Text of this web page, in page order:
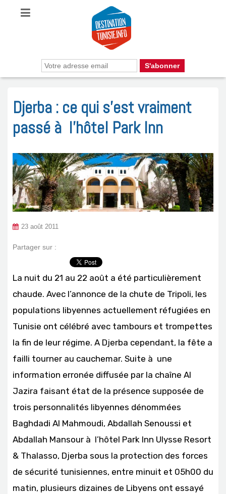
Djerba : ce qui s’est vraiment
passé à l’hôtel Park Inn
23 août 2011
Partager sur :
La nuit du 21 au 22 août a été particulièrement
chaude. Avec l’annonce de la chute de Tripoli, les
populations libyennes actuellement réfugiées en
Tunisie ont célébré avec tambours et trompettes
la fin de leur régime. A Djerba cependant, la fête a
failli tourner au cauchemar. Suite à une
information erronée diffusée par la chaîne Al
Jazira faisant état de la présence supposée de
trois personnalités libyennes dénommées
Baghdadi Al Mahmoudi, Abdallah Senoussi et
Abdallah Mansour à l’hôtel Park Inn Ulysse Resort
& Thalasso, Djerba sous la protection des forces
de sécurité tunisiennes, entre minuit et 05h00 du
matin, plusieurs dizaines de Libyens ont essayé